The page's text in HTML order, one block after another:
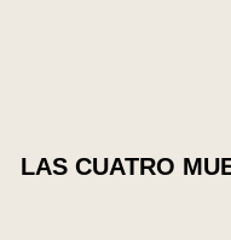
LAS CUATRO